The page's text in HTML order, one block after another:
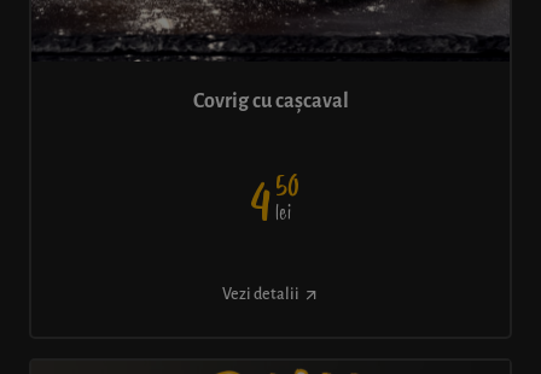
Covrig cu cașcaval
450
lei
Vezi detalii